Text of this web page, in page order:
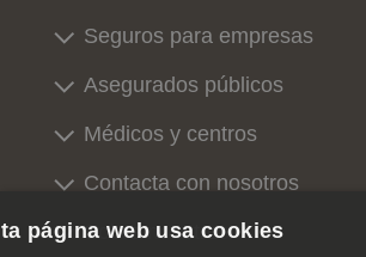
Seguros para empresas
Asegurados públicos
Médicos y centros
Contacta con nosotros
Sobre nosotros
página web usa cookies